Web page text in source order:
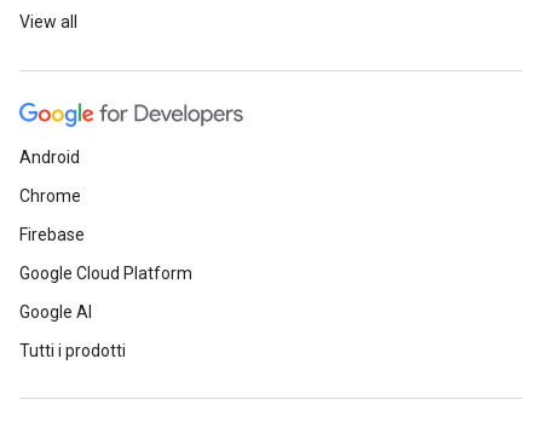
View all
Android
Chrome
Firebase
Google Cloud Platform
Google AI
Tutti i prodotti